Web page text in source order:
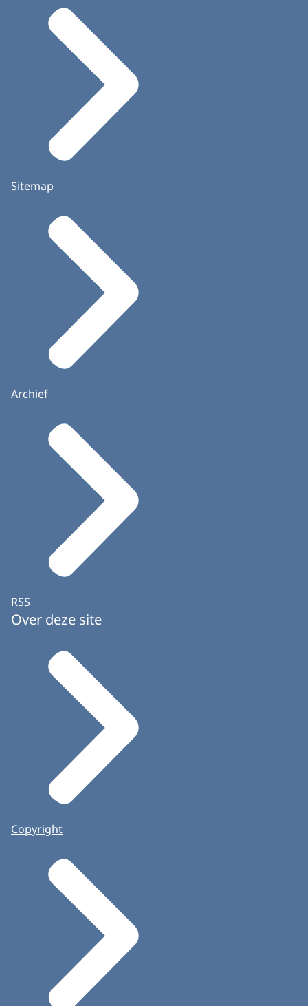
Sitemap
Archief
RSS
Over deze site
Copyright